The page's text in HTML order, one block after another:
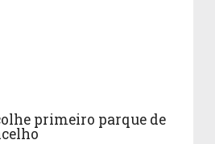
primeiro parque de